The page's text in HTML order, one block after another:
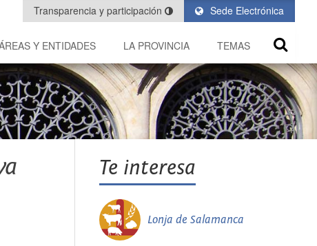
Sede Electrónica
Transparencia y participación
Y ENTIDADES LA PROVINCIA TEMAS
Te interesa
Lonja de Salamanca